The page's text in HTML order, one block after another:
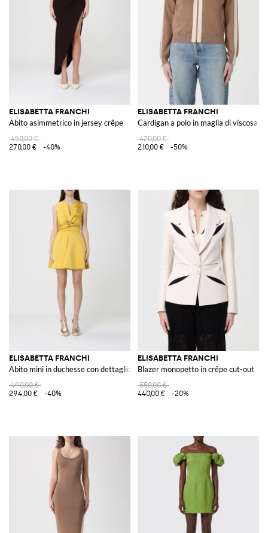
ELISABETTA FRANCHI
Abito asimmetrico in jersey crêpe
450,00 €
270,00 €
-40%
ELISABETTA FRANCHI
Cardigan a polo in maglia di viscosa
420,00 €
210,00 €
-50%
ELISABETTA FRANCHI
Abito mini in duchesse con dettaglio gioiello
490,00 €
294,00 €
-40%
ELISABETTA FRANCHI
Blazer monopetto in crêpe cut-out
550,00 €
440,00 €
-20%